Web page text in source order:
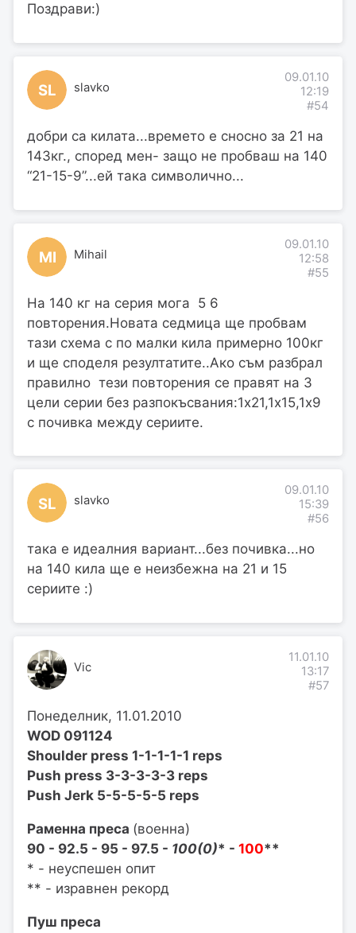
Поздрави:)
SL slavko
09.01.10
12:19
#54
добри са килата...времето е сносно за 21 на
143кг., според мен- защо не пробваш на 140
“21-15-9”...ей така символично...
MI Mihail
09.01.10
12:58
#55
На 140 кг на серия мога 5 6
повторения.Новата седмица ще пробвам
тази схема с по малки кила примерно 100кг
и ще споделя резултатите..Ако съм разбрал
правилно тези повторения се правят на 3
цели серии без разпокъсвания:1х21,1х15,1х9
с почивка между сериите.
SL slavko
09.01.10
15:39
#56
така е идеалния вариант...без почивка...но
на 140 кила ще е неизбежна на 21 и 15
сериите :)
Vic
11.01.10
13:17
#57
Понеделник, 11.01.2010
WOD 091124
Shoulder press 1-1-1-1-1 reps
Push press 3-3-3-3-3 reps
Push Jerk 5-5-5-5-5 reps
Раменна преса (военна)
90 - 92.5 - 95 - 97.5 - 100(0)* - 100**
* - неуспешен опит
** - изравнен рекорд
Пуш преса